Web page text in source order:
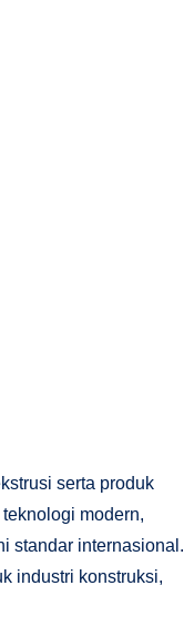
serta produk
modern,
standar internasional.
industri konstruksi,